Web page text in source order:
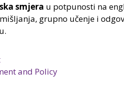
smjera u potpunosti na
grupno učenje i
and Policy